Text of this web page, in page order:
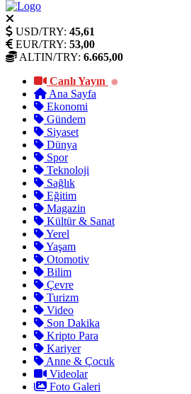
USD/TRY: 45,61
EUR/TRY: 53,00
ALTIN/TRY: 6.665,00
Canlı Yayın
Ana Sayfa
Ekonomi
Gündem
Siyaset
Dünya
Spor
Teknoloji
Sağlık
Eğitim
Magazin
Kültür & Sanat
Yerel
Yaşam
Otomotiv
Bilim
Çevre
Turizm
Video
Son Dakika
Kripto Para
Kariyer
Anne & Çocuk
Videolar
Foto Galeri